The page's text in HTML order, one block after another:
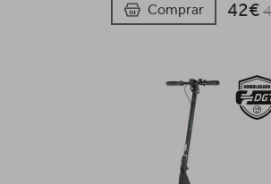
Comprar 42€